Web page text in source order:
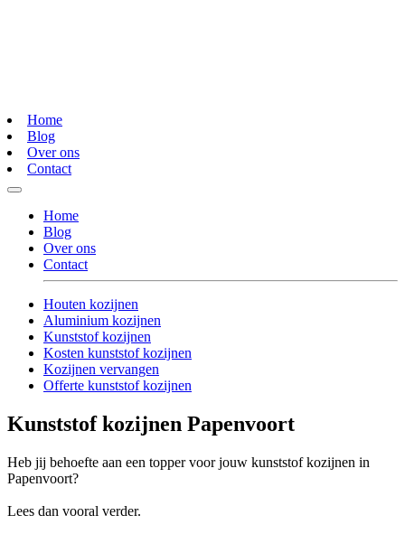
Home
Blog
Over ons
Contact
Home
Blog
Over ons
Contact
Houten kozijnen
Aluminium kozijnen
Kunststof kozijnen
Kosten kunststof kozijnen
Kozijnen vervangen
Offerte kunststof kozijnen
Kunststof kozijnen Papenvoort
Heb jij behoefte aan een topper voor jouw kunststof kozijnen in
Papenvoort?
Lees dan vooral verder.